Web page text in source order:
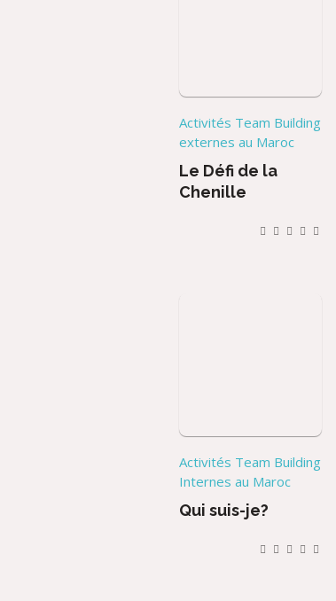
Activités Team Building
externes au Maroc
Le Défi de la
Chenille
Activités Team Building
Internes au Maroc
Qui suis-je?